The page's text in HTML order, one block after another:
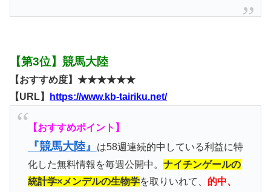
【第3位】競馬大陸
【おすすめ度】★★★★★★
【URL】
https://www.kb-tairiku.net/
【おすすめポイント】
『競馬大陸』
は58週連続的中している利益に特
化した無料情報を毎週公開中。 ナイチンゲールの
統計学×メンデルの生物学を取りいれて、 的中、